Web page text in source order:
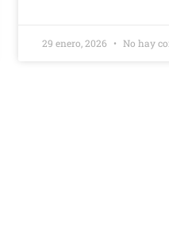
29 enero, 2026 No hay